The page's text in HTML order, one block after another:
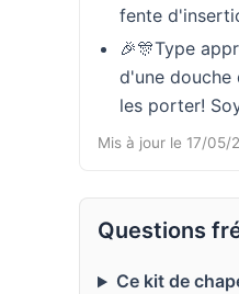
fente
🎉🎊Type
d'une douche
les porter!
Mis à jour le 17/05/
Questions
Ce kit de